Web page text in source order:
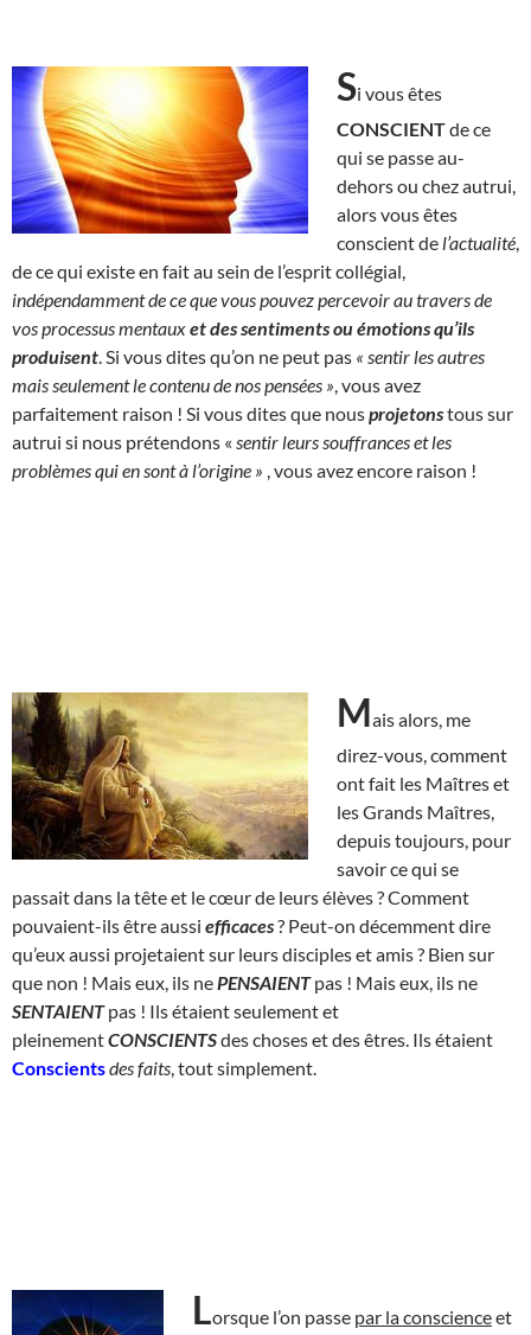
Si vous êtes
CONSCIENTde ce
qui se passe au-
dehors ou chez autrui,
alors vous êtes
conscient de l’actualité
de ce qui existe en fait au sein de l’esprit collégial,
indépendamment de ce que vous pouvez percevoir au travers de
vos processus mentauxet des sentiments ou émotions qu’ils
produisent . Si vous dites qu’on ne peut pas « sentir les autres
mais seulement le contenu de nos pensées » , vous avez
parfaitement raison ! Si vous dites que nousprojetonstous sur
autrui si nous prétendons « sentir leurs souffrances et les
problèmes qui en sont à l’origine » , vous avez encore raison !
Mais alors, me
direz-vous, comment
ont fait les Maîtres et
les Grands Maîtres,
depuis toujours, pour
savoir ce qui se
passait dans la tête et le cœur de leurs élèves ? Comment
pouvaient-ils être aussi efficaces? Peut-on décemment dire
qu’eux aussi projetaient sur leurs disciples et amis ? Bien sur
que non ! Mais eux, ils ne PENSAIENTpas ! Mais eux, ils ne
SENTAIENTpas ! Ils étaient seulement et
pleinementCONSCIENTSdes choses et des êtres. Ils étaient
Conscientsdes faits , tout simplement.
Lorsque l’on passe par la conscienceet